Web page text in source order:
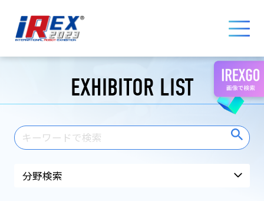
国際ロボット展 iREX 2023 ONLINE
EXHIBITOR LIST